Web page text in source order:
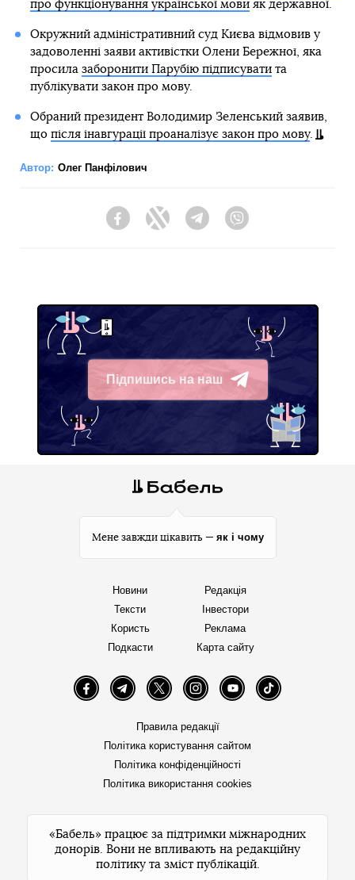
про функціонування української мовияк державної.
Окружний адміністративний суд Києва відмовив у
задоволенні заяви активістки Олени Бережної, яка
просила заборонити Парубію підписуватита
публікувати закон про мову.
Обраний президент Володимир Зеленський заявив,
що після інавгурації проаналізує закон про мову.
Автор: Олег Панфілович
FacebookTwitter Telegram
Підпишись на наш
Telegram
Мене завжди цікавить — як і чому
Новини
Тексти
Користь
Подкасти
Редакція
Інвестори
Реклама
Карта сайту
FacebookTelegramTwitter InstagramYouTube TikTok
Правила редакції
Політика користування сайтом
Політика конфіденційності
Політика використання cookies
«Бабель» працює за підтримки міжнародних
донорів. Вони не впливають на редакційну
політику та зміст публікацій.